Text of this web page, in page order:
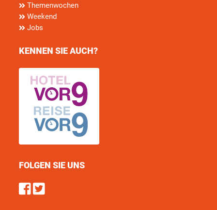
Themenwochen
Weekend
Jobs
KENNEN SIE AUCH?
FOLGEN SIE UNS
Find us on Facebook
Follow us on Twitter